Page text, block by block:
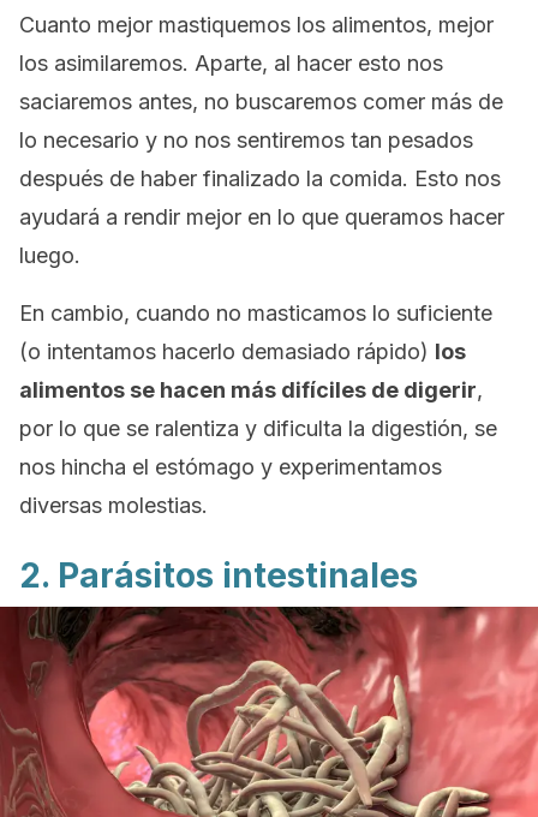
Cuanto mejor mastiquemos los alimentos, mejor
los asimilaremos. Aparte, al hacer esto nos
saciaremos antes, no buscaremos comer más de
lo necesario y no nos sentiremos tan pesados
después de haber finalizado la comida. Esto nos
ayudará a rendir mejor en lo que queramos hacer
luego.
En cambio, cuando no masticamos lo suficiente
(o intentamos hacerlo demasiado rápido) los
alimentos se hacen más difíciles de digerir,
por lo que se ralentiza y dificulta la digestión, se
nos hincha el estómago y experimentamos
diversas molestias.
2. Parásitos intestinales